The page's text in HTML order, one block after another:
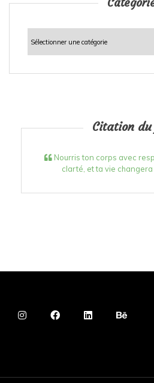
Catégories
Citation
Nourris ton corps avec
clarté, et ta vie